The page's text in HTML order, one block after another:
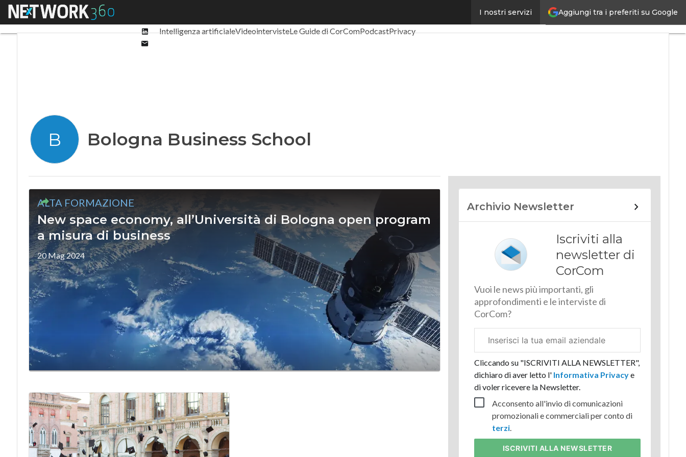
Aggiungi tra i preferiti su Google
I nostri servizi
Menu
Linkedin
Intelligenza artificialeVideointervisteLe Guide di CorComPodcastPrivacy
B Bologna Business School
ALTA FORMAZIONE
New space economy, all’Università di Bologna open program
a misura di business
20 Mag 2024
Archivio Newsletter
Iscriviti alla
newsletter di
CorCom
Vuoi le news più importanti, gli
approfondimenti e le interviste di
CorCom?
aziendale
Cliccando su "ISCRIVITI ALLA NEWSLETTER",
dichiaro di aver letto l'Informativa Privacye
di voler ricevere la Newsletter.
Acconsento all'invio di comunicazioni
promozionali e commerciali per conto di
terzi.
ISCRIVITI ALLA NEWSLETTER